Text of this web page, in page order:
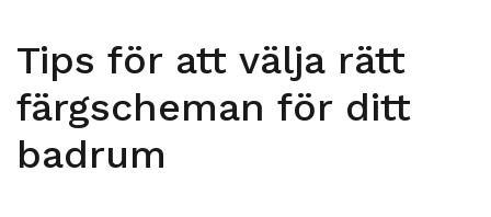
Tips för att välja rätt
färgscheman för ditt
badrum